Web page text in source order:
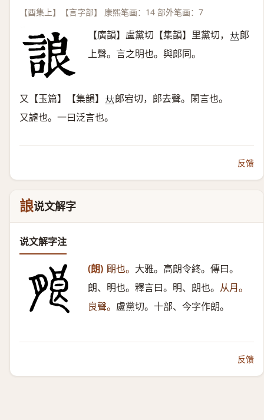
【酉集上】【言字部】 康熙笔画：14 部外笔画：7
【廣韻】盧黨切【集韻】里黨切， 𠀤郞
上聲。言之明也。與郞同。
又【玉篇】【集韻】 𠀤郞宕切，郞去聲。閑言也。
又謔也。一曰泛言也。
反馈
誏说文解字
说文解字注
(朗) 朙也。 大雅。高朗令終。傳曰。
朗、明也。釋言曰。明、朗也。 从月。
良聲。 盧黨切。十部、今字作朗。
反馈